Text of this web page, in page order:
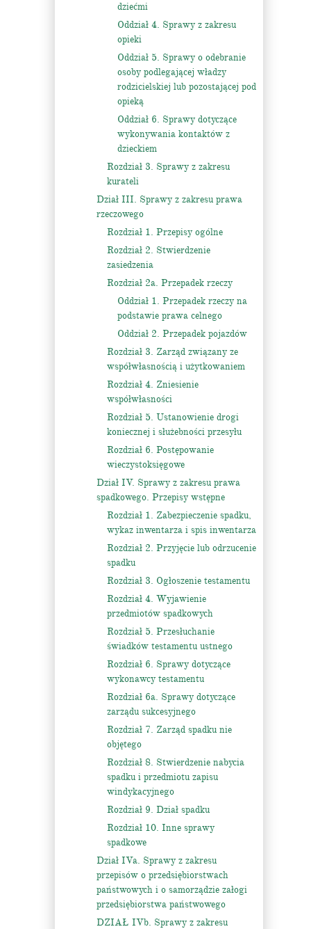
dziećmi
Oddział 4. Sprawy z zakresu
opieki
Oddział 5. Sprawy o odebranie
osoby podlegającej władzy
rodzicielskiej lub pozostającej pod
opieką
Oddział 6. Sprawy dotyczące
wykonywania kontaktów z
dzieckiem
Rozdział 3. Sprawy z zakresu
kurateli
Dział III. Sprawy z zakresu prawa
rzeczowego
Rozdział 1. Przepisy ogólne
Rozdział 2. Stwierdzenie
zasiedzenia
Rozdział 2a. Przepadek rzeczy
Oddział 1. Przepadek rzeczy na
podstawie prawa celnego
Oddział 2. Przepadek pojazdów
Rozdział 3. Zarząd związany ze
współwłasnością i użytkowaniem
Rozdział 4. Zniesienie
współwłasności
Rozdział 5. Ustanowienie drogi
koniecznej i służebności przesyłu
Rozdział 6. Postępowanie
wieczystoksięgowe
Dział IV. Sprawy z zakresu prawa
spadkowego. Przepisy wstępne
Rozdział 1. Zabezpieczenie spadku,
wykaz inwentarza i spis inwentarza
Rozdział 2. Przyjęcie lub odrzucenie
spadku
Rozdział 3. Ogłoszenie testamentu
Rozdział 4. Wyjawienie
przedmiotów spadkowych
Rozdział 5. Przesłuchanie
świadków testamentu ustnego
Rozdział 6. Sprawy dotyczące
wykonawcy testamentu
Rozdział 6a. Sprawy dotyczące
zarządu sukcesyjnego
Rozdział 7. Zarząd spadku nie
objętego
Rozdział 8. Stwierdzenie nabycia
spadku i przedmiotu zapisu
windykacyjnego
Rozdział 9. Dział spadku
Rozdział 10. Inne sprawy
spadkowe
Dział IVa. Sprawy z zakresu
przepisów o przedsiębiorstwach
państwowych i o samorządzie załogi
przedsiębiorstwa państwowego
DZIAŁ IVb. Sprawy z zakresu